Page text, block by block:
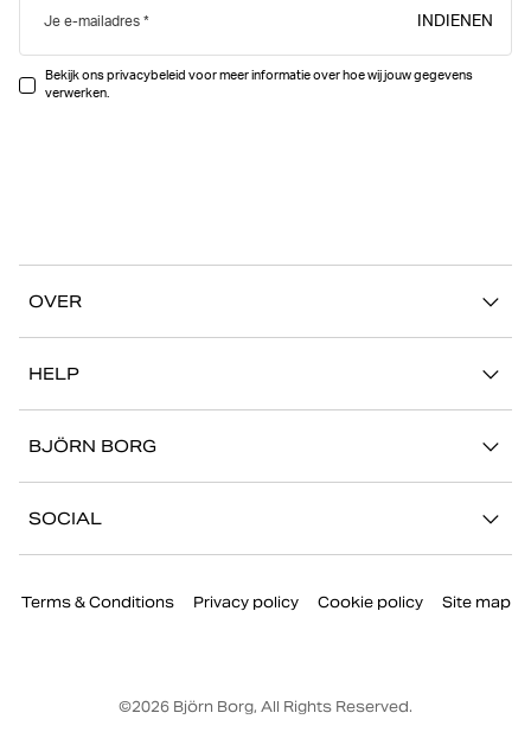
Je e-mailadres INDIENEN
Bekijk ons privacybeleid voor meer informatie over hoe wij jouw gegevens
verwerken.
OVER
Stories
Onze winkels
HELP
FAQ
Retour/Claim
BJÖRN BORG
SOCIAL
Facebook
Terms & Conditions Privacy policy Cookie policy Site map
©2026 Björn Borg, All Rights Reserved.